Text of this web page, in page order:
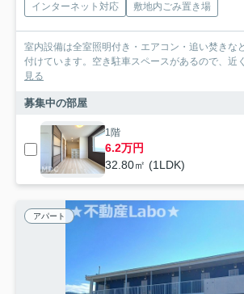
インターネット対応
敷地内ごみ置き場
室内設備は全室照明付き・エアコン・追い焚きな
付けています。空き駐車スペースがあるので、近
見る
募集中の部屋
1階
6.2万円
32.80㎡ (1LDK)
アパート